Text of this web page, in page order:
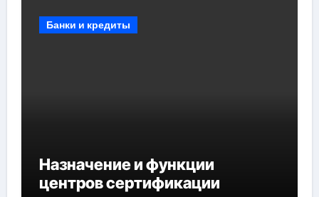
Банки и кредиты
Назначение и функции
центров сертификации